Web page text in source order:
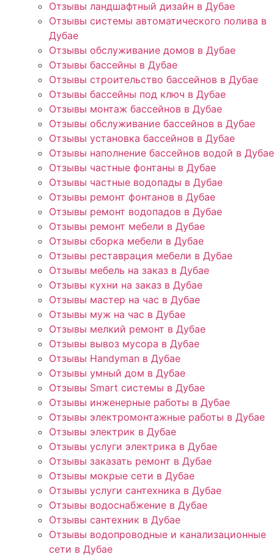
Отзывы ландшафтный дизайн в Дубае
Отзывы системы автоматического полива в
Дубае
Отзывы обслуживание домов в Дубае
Отзывы бассейны в Дубае
Отзывы строительство бассейнов в Дубае
Отзывы бассейны под ключ в Дубае
Отзывы монтаж бассейнов в Дубае
Отзывы обслуживание бассейнов в Дубае
Отзывы установка бассейнов в Дубае
Отзывы наполнение бассейнов водой в Дубае
Отзывы частные фонтаны в Дубае
Отзывы частные водопады в Дубае
Отзывы ремонт фонтанов в Дубае
Отзывы ремонт водопадов в Дубае
Отзывы ремонт мебели в Дубае
Отзывы сборка мебели в Дубае
Отзывы реставрация мебели в Дубае
Отзывы мебель на заказ в Дубае
Отзывы кухни на заказ в Дубае
Отзывы мастер на час в Дубае
Отзывы муж на час в Дубае
Отзывы мелкий ремонт в Дубае
Отзывы вывоз мусора в Дубае
Отзывы Handyman в Дубае
Отзывы умный дом в Дубае
Отзывы Smart системы в Дубае
Отзывы инженерные работы в Дубае
Отзывы электромонтажные работы в Дубае
Отзывы электрик в Дубае
Отзывы услуги электрика в Дубае
Отзывы заказать ремонт в Дубае
Отзывы мокрые сети в Дубае
Отзывы услуги сантехника в Дубае
Отзывы водоснабжение в Дубае
Отзывы сантехник в Дубае
Отзывы водопроводные и канализационные
сети в Дубае